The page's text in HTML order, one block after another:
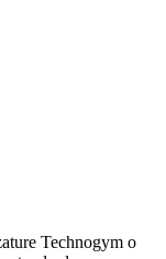
Technogym o